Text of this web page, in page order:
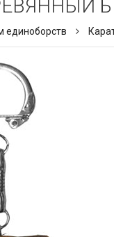
единоборств